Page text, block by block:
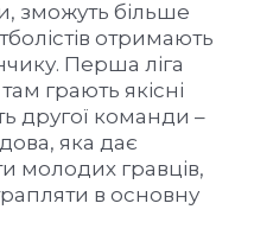
зможуть більше
отримають
Перша ліга
грають якісні
другої команди –
яка дає
молодих гравців,
в основну